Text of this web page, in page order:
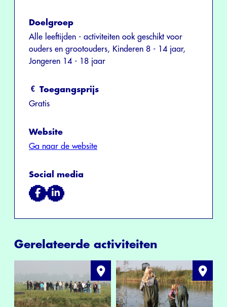
Doelgroep
Alle leeftijden - activiteiten ook geschikt voor
ouders en grootouders, Kinderen 8 - 14 jaar,
Jongeren 14 - 18 jaar
Toegangsprijs
Gratis
Website
Ga naar de website
Social media
Gerelateerde activiteiten